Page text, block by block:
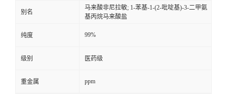
别名
马来酸非尼拉敏; 1-苯基-1-(2-吡啶基)-3-二甲氨
基丙烷马来酸盐
纯度 99%
级别 医药级
重金属 ppm